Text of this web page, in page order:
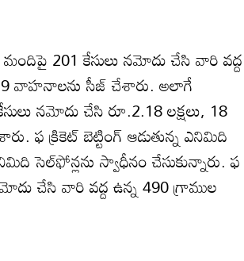
201 కేసులు నమోదు చేసి వారి వద్ద
వాహనాలను సీజ్‌ చేశారు. అలాగే
నమోదు చేసి రూ.2.18 లక్షలు, 18
ఫ క్రికెట్‌ బెట్టింగ్‌ ఆడుతున్న ఎనిమిది
సెల్‌ఫోన్లను స్వాధీనం చేసుకున్నారు. ఫ
చేసి వారి వద్ద ఉన్న 490 గ్రాముల